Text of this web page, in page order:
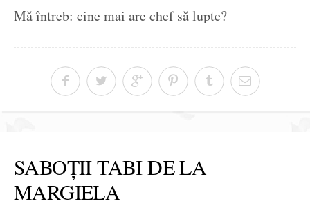
Mă întreb: cine mai are chef să lupte?
SABOȚII TABI DE LA
MARGIELA